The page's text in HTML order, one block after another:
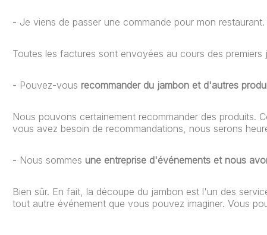
- Je viens de passer une commande pour mon restaurant.
Toutes les factures sont envoyées au cours des
- Pouvez-vous recommander du jambon et d'autres
Nous pouvons certainement recommander des produits.
vous avez besoin de recommandations, nous serons
- Nous sommes une entreprise d'événements et nous
Bien sûr. En fait, la découpe du jambon est l'un des
tout autre événement que vous pouvez imaginer. Vous